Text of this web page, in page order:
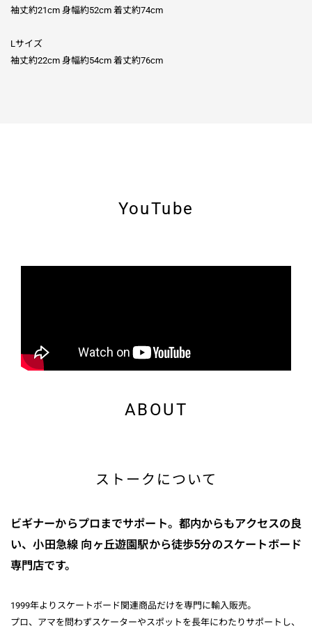
袖丈約21cm 身幅約52cm 着丈約74cm
Lサイズ
袖丈約22cm 身幅約54cm 着丈約76cm
YouTube
ABOUT
ストークについて
ビギナーからプロまでサポート。都内からもアクセスの良
い、小田急線 向ヶ丘遊園駅から徒歩5分のスケートボード
専門店です。
1999年よりスケートボード関連商品だけを専門に輸入販売。
プロ、アマを問わずスケーターやスポットを長年にわたりサポートし、